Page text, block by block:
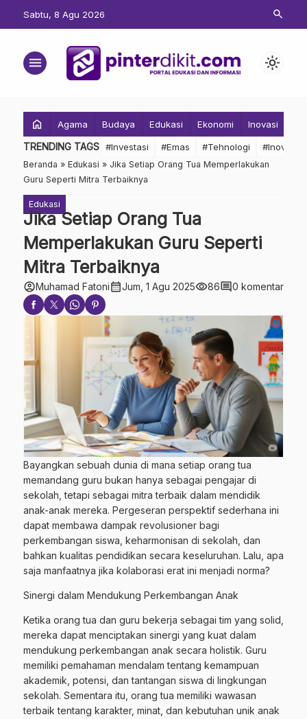
Sabtu, 8 Agu 2026 search
menu light_mode
home Agama Budaya Edukasi Ekonomi Inovasi
TRENDING TAGS #Investasi #Emas #Tehnologi #Inovasi
Beranda » Edukasi » Jika Setiap Orang Tua Memperlakukan
Guru Seperti Mitra Terbaiknya
Edukasi
Jika Setiap Orang Tua
Memperlakukan Guru Seperti
Mitra Terbaiknya
account_circleMuhamad Fatonicalendar_monthJum, 1 Agu 2025visibility86comment0 komentar
Bayangkan sebuah dunia di mana setiap orang tua
memandang guru bukan hanya sebagai pengajar di
sekolah, tetapi sebagai mitra terbaik dalam mendidik
anak-anak mereka. Pergeseran perspektif sederhana ini
dapat membawa dampak revolusioner bagi
perkembangan siswa, keharmonisan di sekolah, dan
bahkan kualitas pendidikan secara keseluruhan. Lalu, apa
saja manfaatnya jika kolaborasi erat ini menjadi norma?
Sinergi dalam Mendukung Perkembangan Anak
Ketika orang tua dan guru bekerja sebagai tim yang solid,
mereka dapat menciptakan sinergi yang kuat dalam
mendukung perkembangan anak secara holistik. Guru
memiliki pemahaman mendalam tentang kemampuan
akademik, potensi, dan tantangan siswa di lingkungan
sekolah. Sementara itu, orang tua memiliki wawasan
terbaik tentang karakter, minat, dan kebutuhan unik anak